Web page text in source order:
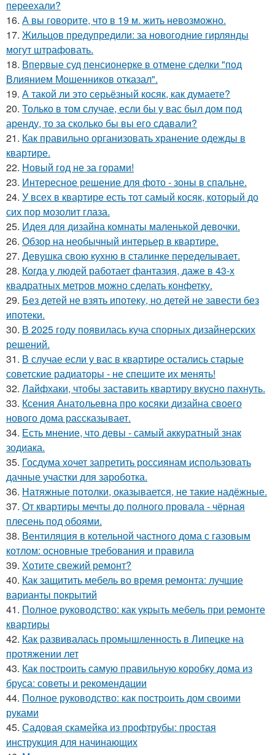
переехали?
16. А вы говорите, что в 19 м. жить невозможно.
17. Жильцов предупредили: за новогодние гирлянды
могут штрафовать.
18. Впервые суд пенсионерке в отмене сделки "под
Влиянием Мошенников отказал".
19. А такой ли это серьёзный косяк, как думаете?
20. Только в том случае, если бы у вас был дом под
аренду, то за сколько бы вы его сдавали?
21. Как правильно организовать хранение одежды в
квартире.
22. Новый год не за горами!
23. Интересное решение для фото - зоны в спальне.
24. У всех в квартире есть тот самый косяк, который до
сих пор мозолит глаза.
25. Идея для дизайна комнаты маленькой девочки.
26. Обзор на необычный интерьер в квартире.
27. Девушка свою кухню в сталинке переделывает.
28. Когда у людей работает фантазия, даже в 43-х
квадратных метров можно сделать конфетку.
29. Без детей не взять ипотеку, но детей не завести без
ипотеки.
30. В 2025 году появилась куча спорных дизайнерских
решений.
31. В случае если у вас в квартире остались старые
советские радиаторы - не спешите их менять!
32. Лайфхаки, чтобы заставить квартиру вкусно пахнуть.
33. Ксения Анатольевна про косяки дизайна своего
нового дома рассказывает.
34. Есть мнение, что девы - самый аккуратный знак
зодиака.
35. Госдума хочет запретить россиянам использовать
дачные участки для зароботка.
36. Натяжные потолки, оказывается, не такие надёжные.
37. От квартиры мечты до полного провала - чёрная
плесень под обоями.
38. Вентиляция в котельной частного дома с газовым
котлом: основные требования и правила
39. Хотите свежий ремонт?
40. Как защитить мебель во время ремонта: лучшие
варианты покрытий
41. Полное руководство: как укрыть мебель при ремонте
квартиры
42. Как развивалась промышленность в Липецке на
протяжении лет
43. Как построить самую правильную коробку дома из
бруса: советы и рекомендации
44. Полное руководство: как построить дом своими
руками
45. Садовая скамейка из профтрубы: простая
инструкция для начинающих